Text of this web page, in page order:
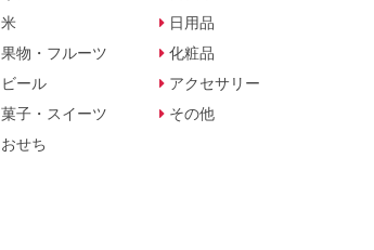
米
果物・フルーツ
ビール
菓子・スイーツ
おせち
日用品
化粧品
アクセサリー
その他